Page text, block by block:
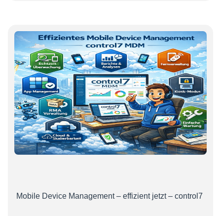
Mobile Device Management – effizient jetzt – control7